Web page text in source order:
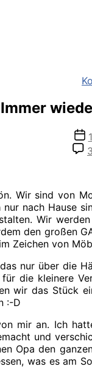
Immer
Wir sind von
nach Hause
Wir
den großen
Zeichen von
nur über die
die kleinere
wir das Stück
:-D
mir an. Ich
und
Opa den
was es am